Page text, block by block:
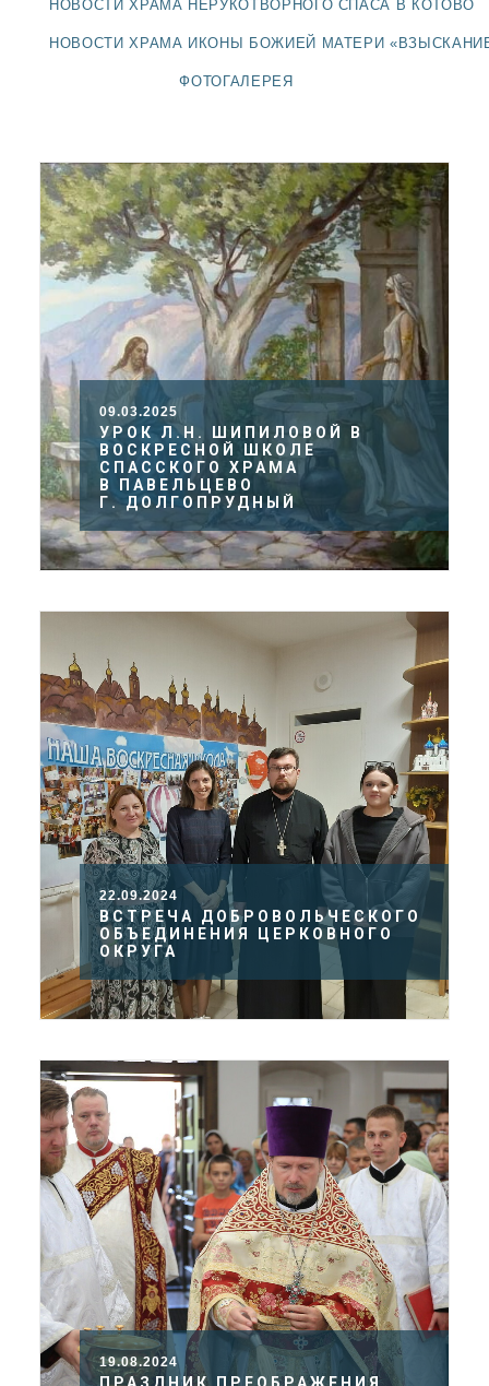
ЕПАРХИИ
НОВОСТИ ХРАМА НЕРУКОТВОРНОГО СПАСА В КОТОВО
НОВОСТИ ХРАМА ИКОНЫ БОЖИЕЙ МАТЕРИ
ФОТОГАЛЕРЕЯ
09.03.2025
УРОК Л.Н. ШИПИЛОВОЙ В
ВОСКРЕСНОЙ ШКОЛЕ
СПАССКОГО ХРАМА
В ПАВЕЛЬЦЕВО
Г. ДОЛГОПРУДНЫЙ
22.09.2024
ВСТРЕЧА ДОБРОВОЛЬЧЕСКОГО
ОБЪЕДИНЕНИЯ ЦЕРКОВНОГО
ОКРУГА
19.08.2024